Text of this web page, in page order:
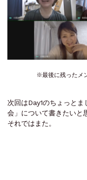
※最後に残ったメ
次回はDay1のちょっと
会」について書きたいと
それではまた。